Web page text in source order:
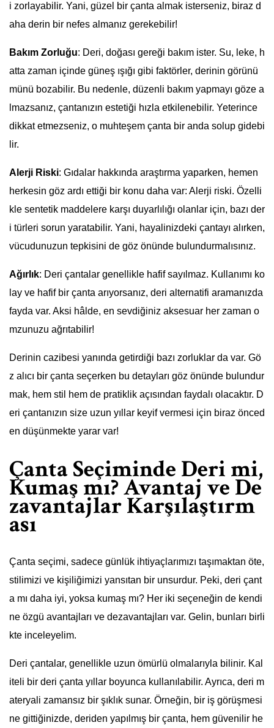
i zorlayabilir. Yani, güzel bir çanta almak isterseniz, biraz d
aha derin bir nefes almanız gerekebilir!
Bakım Zorluğu: Deri, doğası gereği bakım ister. Su, leke, h
atta zaman içinde güneş ışığı gibi faktörler, derinin görünü
münü bozabilir. Bu nedenle, düzenli bakım yapmayı göze a
lmazsanız, çantanızın estetiği hızla etkilenebilir. Yeterince
dikkat etmezseniz, o muhteşem çanta bir anda solup gidebi
lir.
Alerji Riski: Gıdalar hakkında araştırma yaparken, hemen
herkesin göz ardı ettiği bir konu daha var: Alerji riski. Özelli
kle sentetik maddelere karşı duyarlılığı olanlar için, bazı der
i türleri sorun yaratabilir. Yani, hayalinizdeki çantayı alırken,
vücudunuzun tepkisini de göz önünde bulundurmalısınız.
Ağırlık: Deri çantalar genellikle hafif sayılmaz. Kullanımı ko
lay ve hafif bir çanta arıyorsanız, deri alternatifi aramanızda
fayda var. Aksi hâlde, en sevdiğiniz aksesuar her zaman o
mzunuzu ağrıtabilir!
Derinin cazibesi yanında getirdiği bazı zorluklar da var. Gö
z alıcı bir çanta seçerken bu detayları göz önünde bulundur
mak, hem stil hem de pratiklik açısından faydalı olacaktır. D
eri çantanızın size uzun yıllar keyif vermesi için biraz önced
en düşünmekte yarar var!
Çanta Seçiminde Deri mi,
Kumaş mı? Avantaj ve De
zavantajlar Karşılaştırm
ası
Çanta seçimi, sadece günlük ihtiyaçlarımızı taşımaktan öte,
stilimizi ve kişiliğimizi yansıtan bir unsurdur. Peki, deri çant
a mı daha iyi, yoksa kumaş mı? Her iki seçeneğin de kendi
ne özgü avantajları ve dezavantajları var. Gelin, bunları birli
kte inceleyelim.
Deri çantalar, genellikle uzun ömürlü olmalarıyla bilinir. Kal
iteli bir deri çanta yıllar boyunca kullanılabilir. Ayrıca, deri m
ateryali zamansız bir şıklık sunar. Örneğin, bir iş görüşmesi
ne gittiğinizde, deriden yapılmış bir çanta, hem güvenilir he